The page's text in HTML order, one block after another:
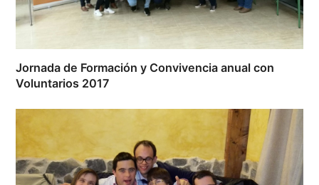
Jornada de Formación y Convivencia anual con
Voluntarios 2017